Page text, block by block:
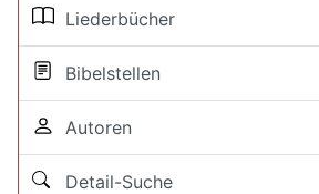
Liederbücher
Bibelstellen
Autoren
Detail-Suche